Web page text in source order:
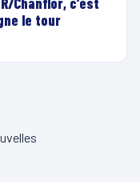
le tour